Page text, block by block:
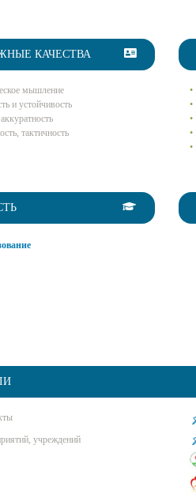
КАЧЕСТВА
мышление
и устойчивость
тактичность
учреждений